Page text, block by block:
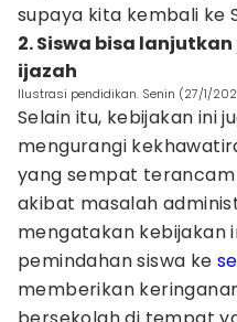
supaya kita kembali ke
2. Siswa bisa
ijazah
Ilustrasi pendidikan. Senin (27/1/
Selain itu, kebijakan ini
mengurangi
yang sempat
akibat masalah
mengatakan kebijakan
pemindahan siswa ke
memberikan